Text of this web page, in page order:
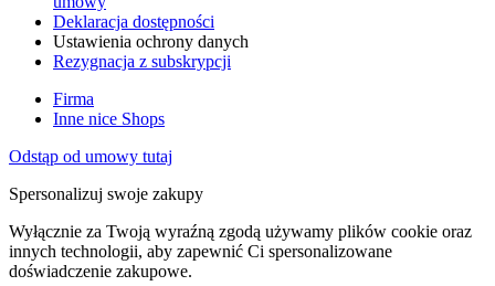
Deklaracja dostępności
Ustawienia ochrony danych
Rezygnacja z subskrypcji
Firma
Inne nice Shops
Odstąp od umowy tutaj
Spersonalizuj swoje zakupy
Wyłącznie za Twoją wyraźną zgodą używamy plików cookie oraz
innych technologii, aby zapewnić Ci spersonalizowane
doświadczenie zakupowe.